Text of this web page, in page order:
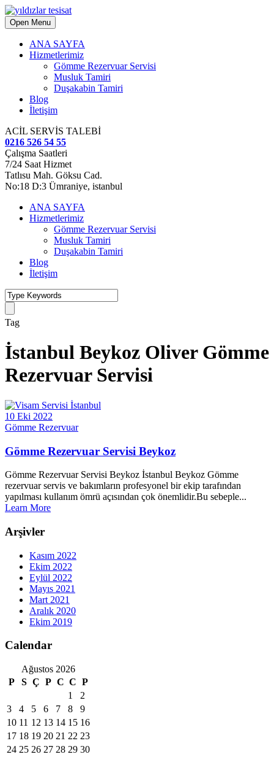
Open Menu
ANA SAYFA
Hizmetlerimiz
Gömme Rezervuar Servisi
Musluk Tamiri
Duşakabin Tamiri
Blog
İletişim
ACİL SERVİS TALEBİ
0216 526 54 55
Çalışma Saatleri
7/24 Saat Hizmet
Tatlısu Mah. Göksu Cad.
No:18 D:3 Ümraniye, istanbul
ANA SAYFA
Hizmetlerimiz
Gömme Rezervuar Servisi
Musluk Tamiri
Duşakabin Tamiri
Blog
İletişim
Tag
İstanbul Beykoz Oliver Gömme
Rezervuar Servisi
10 Eki 2022
Gömme Rezervuar
Gömme Rezervuar Servisi Beykoz
Gömme Rezervuar Servisi Beykoz İstanbul Beykoz Gömme
rezervuar servis ve bakımların profesyonel bir ekip tarafından
yapılması kullanım ömrü açısından çok önemlidir.Bu sebeple...
Learn More
Arşivler
Kasım 2022
Ekim 2022
Eylül 2022
Mayıs 2021
Mart 2021
Aralık 2020
Ekim 2019
Calendar
Ağustos 2026
P
S Ç P C C P
1
2
3
4 5 6 7 8
9
10 11 12 13 14 15 16
17 18 19 20 21 22 23
24 25 26 27 28 29 30